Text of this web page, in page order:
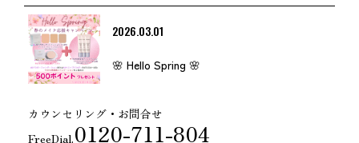
2026.03.01
🌸 Hello Spring 🌸
カウンセリング・お問合せ
FreeDial.0120-711-804